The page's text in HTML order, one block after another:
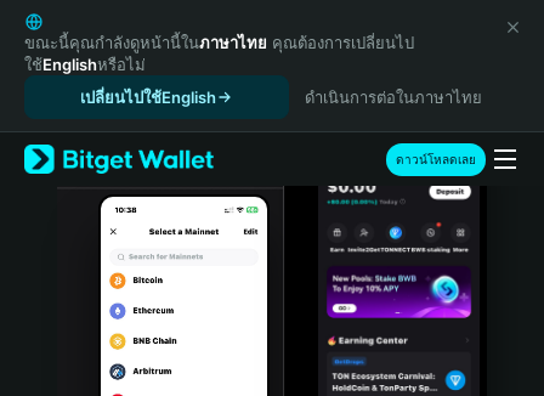
English
日本語
Tiếng Việt
Español (Latinoamérica)
Türkçe
Italiano
Português (Portugal)
Bahasa Indonesia
ขณะนี้คุณกำลังดูหน้านี้ในภาษาไทย คุณต้องการเปลี่ยนไป
ใช้Englishหรือไม่
เปลี่ยนไปใช้English
ดำเนินการต่อในภาษาไทย
ดาวน์โหลดเลย